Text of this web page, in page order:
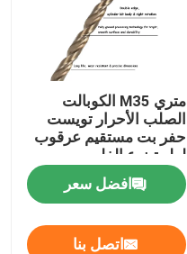
متري M35 الكوبالت
الصلب الأحرار تويست
حفر بت مستقيم عرقوب
لولبية نوع الفلوت
افضل سعر
اتصل بنا